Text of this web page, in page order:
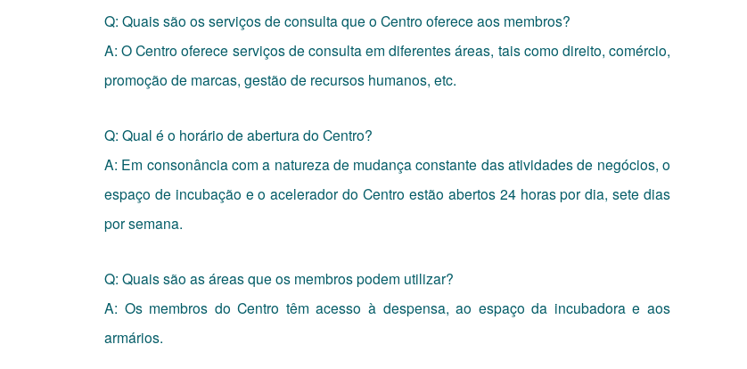
Q: Quais são os serviços de consulta que o Centro oferece aos membros?
A: O Centro oferece serviços de consulta em diferentes áreas, tais como direito, comércio,
promoção de marcas, gestão de recursos humanos, etc.
Q: Qual é o horário de abertura do Centro?
A: Em consonância com a natureza de mudança constante das atividades de negócios, o
espaço de incubação e o acelerador do Centro estão abertos 24 horas por dia, sete dias
por semana.
Q: Quais são as áreas que os membros podem utilizar?
A: Os membros do Centro têm acesso à despensa, ao espaço da incubadora e aos
armários.